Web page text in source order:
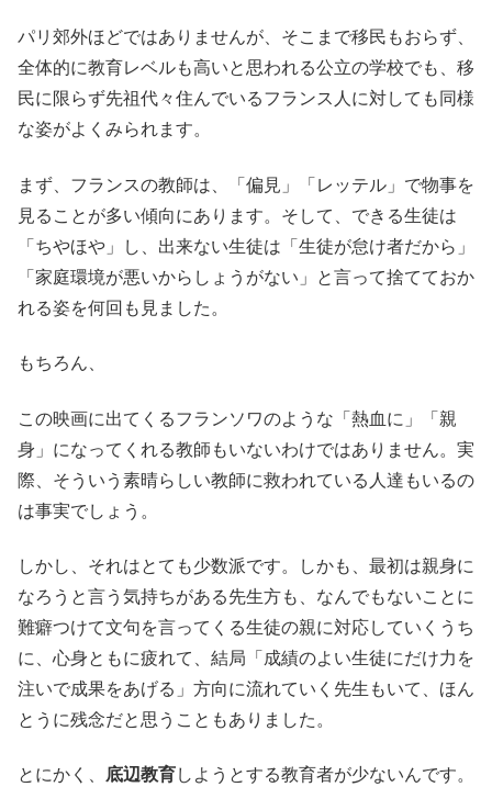
パリ郊外ほどではありませんが、そこまで移民もおらず、
全体的に教育レベルも高いと思われる公立の学校でも、移
民に限らず先祖代々住んでいるフランス人に対しても同様
な姿がよくみられます。
まず、フランスの教師は、「偏見」「レッテル」で物事を
見ることが多い傾向にあります。そして、できる生徒は
「ちやほや」し、出来ない生徒は「生徒が怠け者だから」
「家庭環境が悪いからしょうがない」と言って捨てておか
れる姿を何回も見ました。
もちろん、
この映画に出てくるフランソワのような「熱血に」「親
身」になってくれる教師もいないわけではありません。実
際、そういう素晴らしい教師に救われている人達もいるの
は事実でしょう。
しかし、それはとても少数派です。しかも、最初は親身に
なろうと言う気持ちがある先生方も、なんでもないことに
難癖つけて文句を言ってくる生徒の親に対応していくうち
に、心身ともに疲れて、結局「成績のよい生徒にだけ力を
注いで成果をあげる」方向に流れていく先生もいて、ほん
とうに残念だと思うこともありました。
とにかく、 底辺教育しようとする教育者が少ないんです。